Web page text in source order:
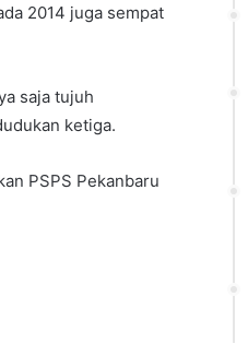
2014 juga sempat
saja tujuh
ketiga.
PSPS Pekanbaru